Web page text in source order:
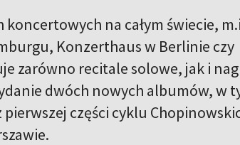
koncertowych na całym świecie,
Konzerthaus w Berlinie czy
zarówno recitale solowe, jak i
dwóch nowych albumów, w
części cyklu